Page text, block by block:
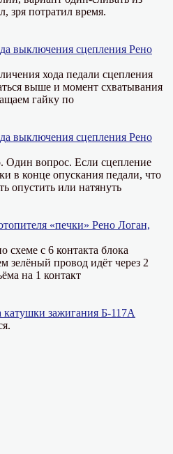
зря потратил время.
выключения сцепления Рено
хода педали сцепления
выше и момент схватывания
гайку по
выключения сцепления Рено
Один вопрос. Если сцепление
в конце опускания педали, что
опустить или натянуть
«печки» Рено Логан,
схеме с 6 контакта блока
зелёный провод идёт через 2
на 1 контакт
катушки зажигания Б-117А